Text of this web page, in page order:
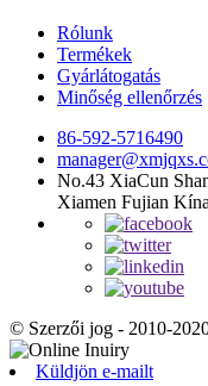
Rólunk
Termékek
Gyárlátogatás
Minőség ellenőrzés
86-592-5716490
No.43 XiaCun
Xiamen Fujian Kína
© Szerzői jog - 2010-
Küldjön e-mailt